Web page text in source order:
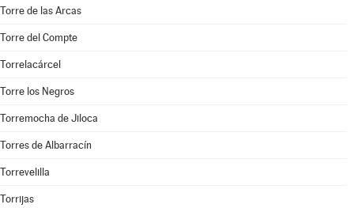
Torre de las Arcas
Torre del Compte
Torrelacárcel
Torre los Negros
Torremocha de Jiloca
Torres de Albarracín
Torrevelilla
Torrijas